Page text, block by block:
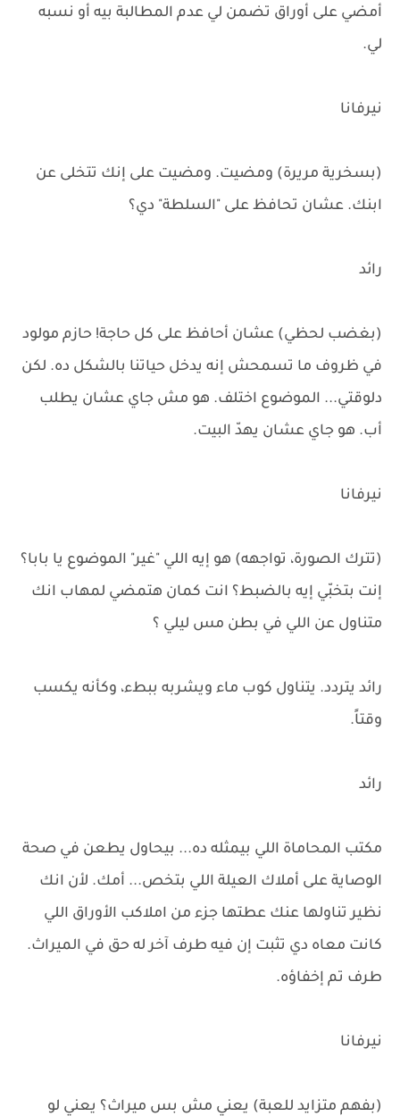
أمضي على أوراق تضمن لي عدم المطالبة بيه أو نسبه
لي.
نيرفانا
(بسخرية مريرة) ومضيت. ومضيت على إنك تتخلى عن
ابنك. عشان تحافظ على "السلطة" دي؟
رائد
(بغضب لحظي) عشان أحافظ على كل حاجة! حازم مولود
في ظروف ما تسمحش إنه يدخل حياتنا بالشكل ده. لكن
دلوقتي... الموضوع اختلف. هو مش جاي عشان يطلب
أب. هو جاي عشان يهدّ البيت.
نيرفانا
(تترك الصورة، تواجهه) هو إيه اللي "غير" الموضوع يا بابا؟
إنت بتخبّي إيه بالضبط؟ انت كمان هتمضي لمهاب انك
متناول عن اللي في بطن مس ليلي ؟
رائد يتردد. يتناول كوب ماء ويشربه ببطء، وكأنه يكسب
وقتاً.
رائد
مكتب المحاماة اللي بيمثله ده... بيحاول يطعن في صحة
الوصاية على أملاك العيلة اللي بتخص... أمك. لأن انك
نظير تناولها عنك عطتها جزء من املاكب الأوراق اللي
كانت معاه دي تثبت إن فيه طرف آخر له حق في الميراث.
طرف تم إخفاؤه.
نيرفانا
(بفهم متزايد للعبة) يعني مش بس ميراث؟ يعني لو